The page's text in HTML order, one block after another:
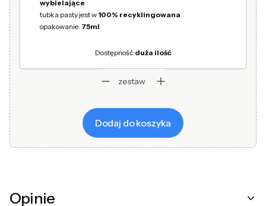
wybielające
tubka pasty jest w 100% recyklingowana
opakowanie: 75ml
Dostępność:duża ilość
zestaw
Dodaj do koszyka
Opinie